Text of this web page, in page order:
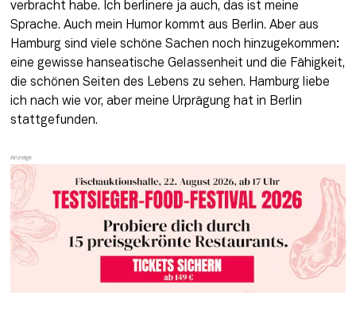
verbracht habe. Ich berlinere ja auch, das ist meine
Sprache. Auch mein Humor kommt aus Berlin. Aber aus
Hamburg sind viele schöne Sachen noch hinzugekommen:
eine gewisse hanseatische Gelassenheit und die Fähigkeit,
die schönen Seiten des Lebens zu sehen. Hamburg liebe
ich nach wie vor, aber meine Urprägung hat in Berlin
stattgefunden.